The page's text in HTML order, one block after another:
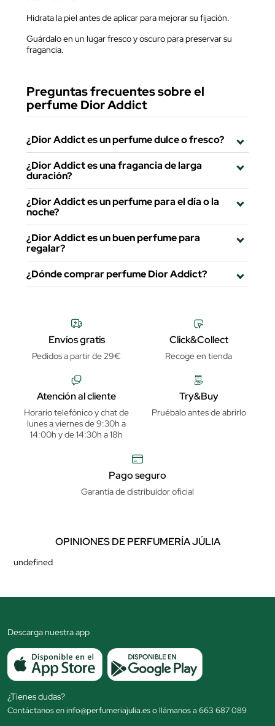
Hidrata la piel antes de aplicar para mejorar su fijación.
Guárdalo en un lugar fresco y oscuro para preservar su
fragancia.
Preguntas frecuentes sobre el
perfume Dior Addict
¿Dior Addict es un perfume dulce o fresco?
¿Dior Addict es una fragancia de larga
duración?
¿Dior Addict es un perfume para el día o la
noche?
¿Dior Addict es un buen perfume para
regalar?
¿Dónde comprar perfume Dior Addict?
Envíos gratis
Pedidos a partir de 29€
Click&Collect
Recoge en tienda
Atención al cliente
Horario telefónico y chat de
lunes a viernes de 9:30h a
14:00h y de 14:30h a 18h
Try&Buy
Pruébalo antes de abrirlo
Pago seguro
Garantía de distribuidor oficial
OPINIONES DE PERFUMERÍA JÚLIA
undefined
Descarga nuestra app
¿Tienes dudas?
Contáctanos en info@perfumeriajulia.es o llámanos a 663 687 089